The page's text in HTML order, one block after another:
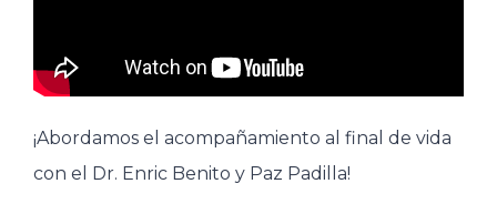
¡Abordamos el acompañamiento al final de vida
con el Dr. Enric Benito y Paz Padilla!